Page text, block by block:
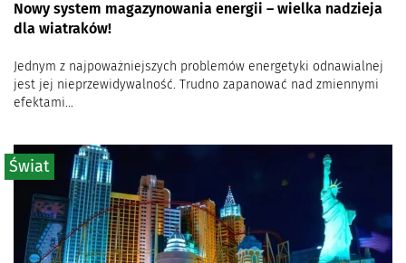
Nowy system magazynowania energii – wielka nadzieja
dla wiatraków!
Jednym z najpoważniejszych problemów energetyki odnawialnej
jest jej nieprzewidywalność. Trudno zapanować nad zmiennymi
efektami...
Świat